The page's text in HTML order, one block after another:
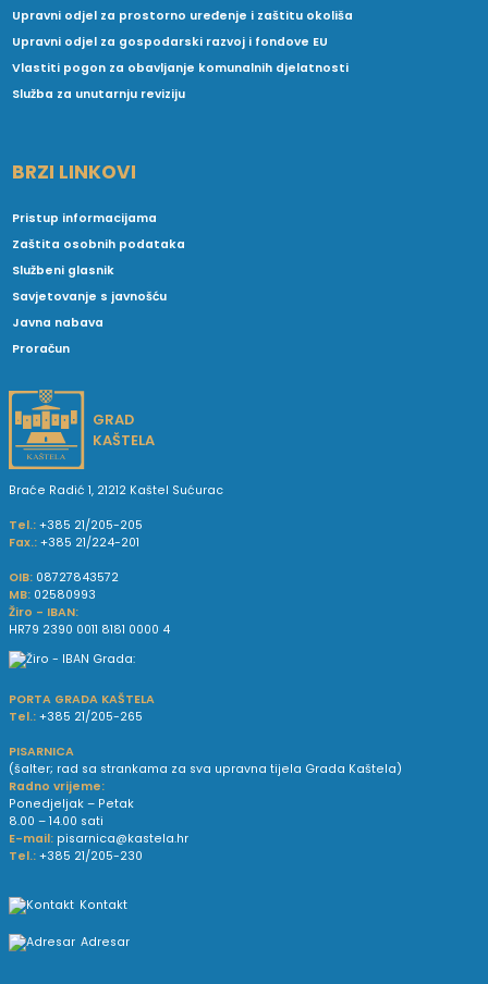
Upravni odjel za prostorno uređenje i zaštitu okoliša
Upravni odjel za gospodarski razvoj i fondove EU
Vlastiti pogon za obavljanje komunalnih djelatnosti
Služba za unutarnju reviziju
BRZI LINKOVI
Pristup informacijama
Zaštita osobnih podataka
Službeni glasnik
Savjetovanje s javnošću
Javna nabava
Proračun
GRAD
KAŠTELA
Braće Radić 1, 21212 Kaštel Sućurac
Tel.: +385 21/205-205
Fax.: +385 21/224-201
OIB: 08727843572
MB: 02580993
Žiro - IBAN:
HR79 2390 0011 8181 0000 4
PORTA GRADA KAŠTELA
Tel.: +385 21/205-265
PISARNICA
(šalter; rad sa strankama za sva upravna tijela Grada Kaštela)
Radno vrijeme:
Ponedjeljak – Petak
8.00 – 14.00 sati
E-mail: pisarnica@kastela.hr
Tel.: +385 21/205-230
Kontakt
Adresar